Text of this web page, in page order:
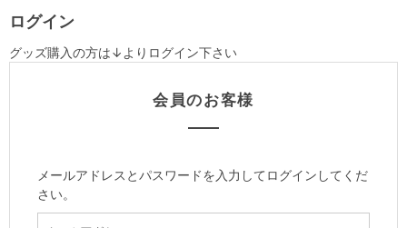
ログイン
グッズ購入の方は↓よりログイン下さい
会員のお客様
メールアドレスとパスワードを入力してログインしてくだ
さい。